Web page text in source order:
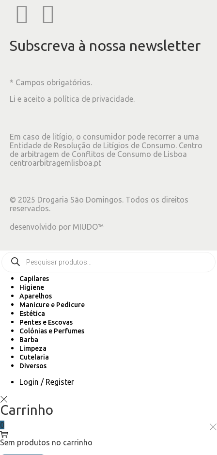
Subscreva à nossa newsletter
* Campos obrigatórios.
Li e aceito a política de privacidade.
Em caso de litígio, o consumidor pode recorrer a uma
Entidade de Resolução de Litígios de Consumo. Centro
de arbitragem de Conflitos de Consumo de Lisboa
centroarbitragemlisboa.pt
© 2025 Drogaria São Domingos. Todos os direitos
reservados.
desenvolvido por MIUDO™
Capilares
Higiene
Aparelhos
Manicure e Pedicure
Estética
Pentes e Escovas
Colónias e Perfumes
Barba
Limpeza
Cutelaria
Diversos
Login / Register
Carrinho
0
Sem produtos no carrinho